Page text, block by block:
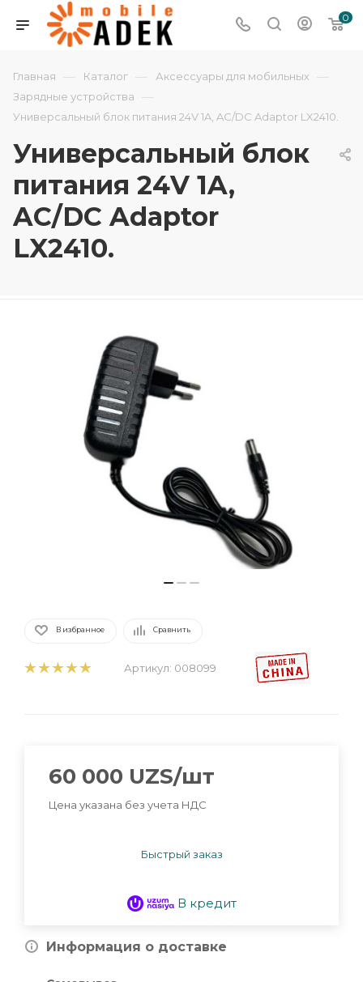
0
Главная — Каталог — Аксессуары для мобильных —
Зарядные устройства —
Универсальный блок питания 24V 1A, AC/DC Adaptor LX2410.
Универсальный блок
питания 24V 1A,
AC/DC Adaptor
LX2410.
В избранное Сравнить
Артикул: 008099
60 000 UZS/шт
Цена указана без учета НДС
Быстрый заказ
В кредит
Информация о доставке